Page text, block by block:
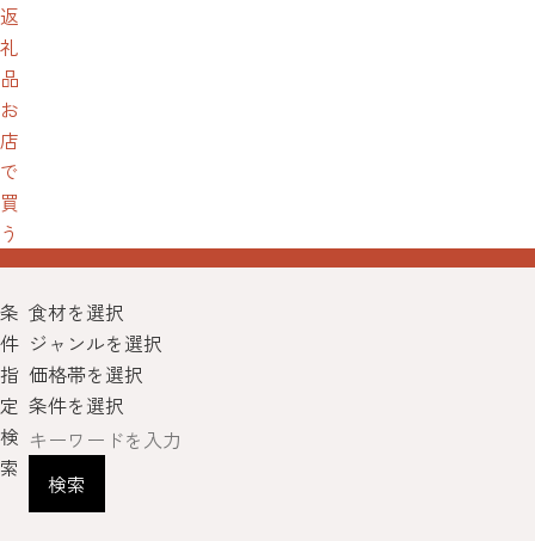
返
礼
品
お
店
で
買
う
条
件
指
定
検
索
食材を選択
ジャンルを選択
価格帯を選択
条件を選択
検索